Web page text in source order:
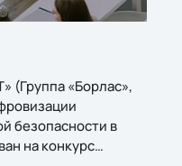
(Группа «Борлас»,
безопасности в
на конкурс